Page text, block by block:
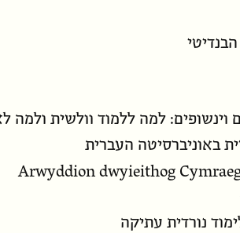
וינשופים: למה ללמוד וולשית ולמה
באוניברסיטה העברית
Arwyddion dwyieithog
נורדית עתיקה